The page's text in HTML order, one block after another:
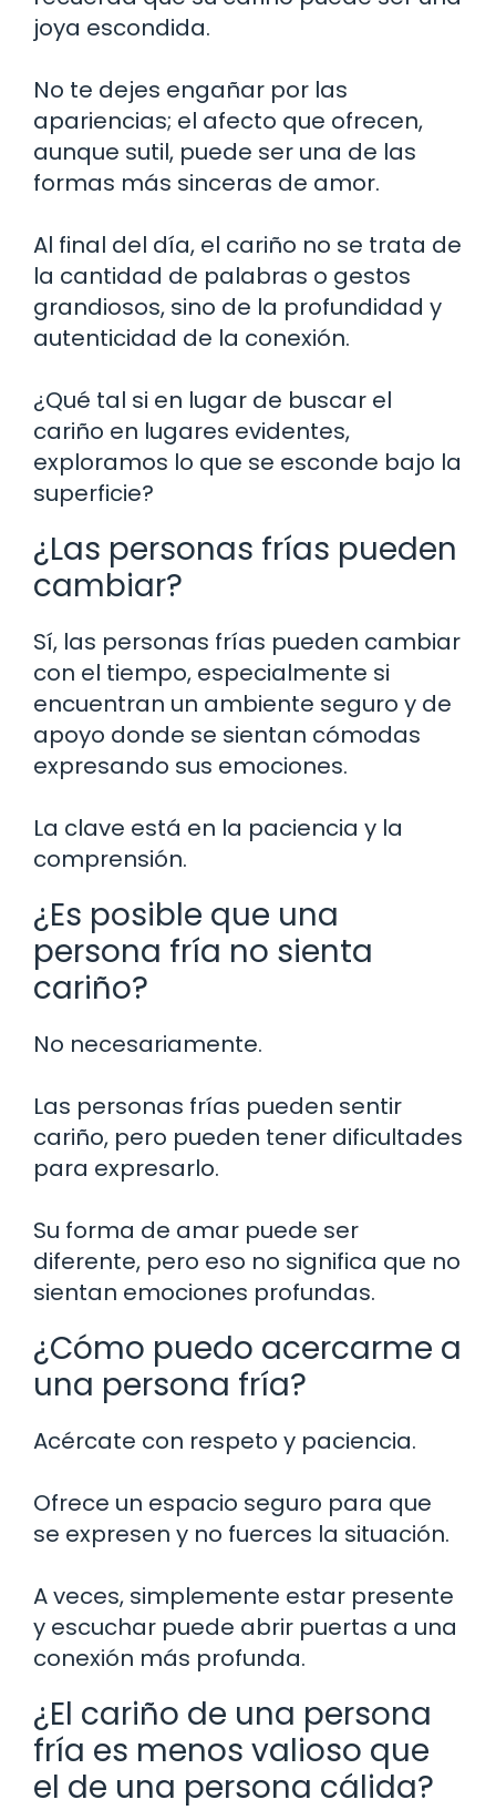
joya escondida.
No te dejes engañar por las
apariencias; el afecto que ofrecen,
aunque sutil, puede ser una de las
formas más sinceras de amor.
Al final del día, el cariño no se trata de
la cantidad de palabras o gestos
grandiosos, sino de la profundidad y
autenticidad de la conexión.
¿Qué tal si en lugar de buscar el
cariño en lugares evidentes,
exploramos lo que se esconde bajo la
superficie?
¿Las personas frías pueden
cambiar?
Sí, las personas frías pueden cambiar
con el tiempo, especialmente si
encuentran un ambiente seguro y de
apoyo donde se sientan cómodas
expresando sus emociones.
La clave está en la paciencia y la
comprensión.
¿Es posible que una
persona fría no sienta
cariño?
No necesariamente.
Las personas frías pueden sentir
cariño, pero pueden tener dificultades
para expresarlo.
Su forma de amar puede ser
diferente, pero eso no significa que no
sientan emociones profundas.
¿Cómo puedo acercarme a
una persona fría?
Acércate con respeto y paciencia.
Ofrece un espacio seguro para que
se expresen y no fuerces la situación.
A veces, simplemente estar presente
y escuchar puede abrir puertas a una
conexión más profunda.
¿El cariño de una persona
fría es menos valioso que
el de una persona cálida?